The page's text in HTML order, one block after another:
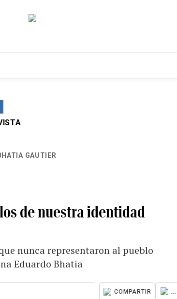
GAUTIER
de nuestra identidad
nunca representaron al pueblo
Eduardo Bhatia
COMPARTIR ...